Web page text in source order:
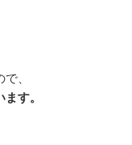
、
す。